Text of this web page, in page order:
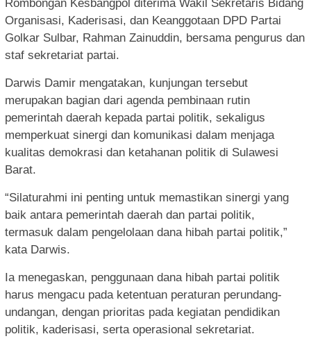
Rombongan Kesbangpol diterima Wakil Sekretaris Bidang
Organisasi, Kaderisasi, dan Keanggotaan DPD Partai
Golkar Sulbar, Rahman Zainuddin, bersama pengurus dan
staf sekretariat partai.
Darwis Damir mengatakan, kunjungan tersebut
merupakan bagian dari agenda pembinaan rutin
pemerintah daerah kepada partai politik, sekaligus
memperkuat sinergi dan komunikasi dalam menjaga
kualitas demokrasi dan ketahanan politik di Sulawesi
Barat.
“Silaturahmi ini penting untuk memastikan sinergi yang
baik antara pemerintah daerah dan partai politik,
termasuk dalam pengelolaan dana hibah partai politik,”
kata Darwis.
Ia menegaskan, penggunaan dana hibah partai politik
harus mengacu pada ketentuan peraturan perundang-
undangan, dengan prioritas pada kegiatan pendidikan
politik, kaderisasi, serta operasional sekretariat.